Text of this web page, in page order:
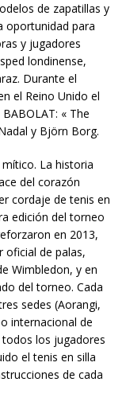
de zapatillas y
oportunidad para
y jugadores
londinense,
Durante el
el Reino Unido el
« The
y Björn Borg.
La historia
del corazón
cordaje de tenis en
edición del torneo
en 2013,
oficial de palas,
Wimbledon, y en
del torneo. Cada
sedes (Aorangi,
internacional de
los jugadores
el tenis en silla
de cada